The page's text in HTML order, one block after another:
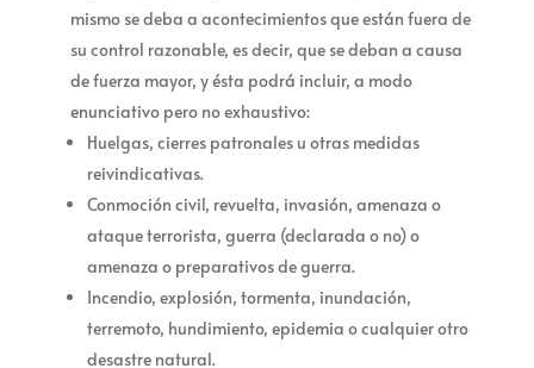
mismo se deba a acontecimientos que están fuera de
su control razonable, es decir, que se deban a causa
de fuerza mayor, y ésta podrá incluir, a modo
enunciativo pero no exhaustivo:
Huelgas, cierres patronales u otras medidas
reivindicativas.
Conmoción civil, revuelta, invasión, amenaza o
ataque terrorista, guerra (declarada o no) o
amenaza o preparativos de guerra.
Incendio, explosión, tormenta, inundación,
terremoto, hundimiento, epidemia o cualquier otro
desastre natural.